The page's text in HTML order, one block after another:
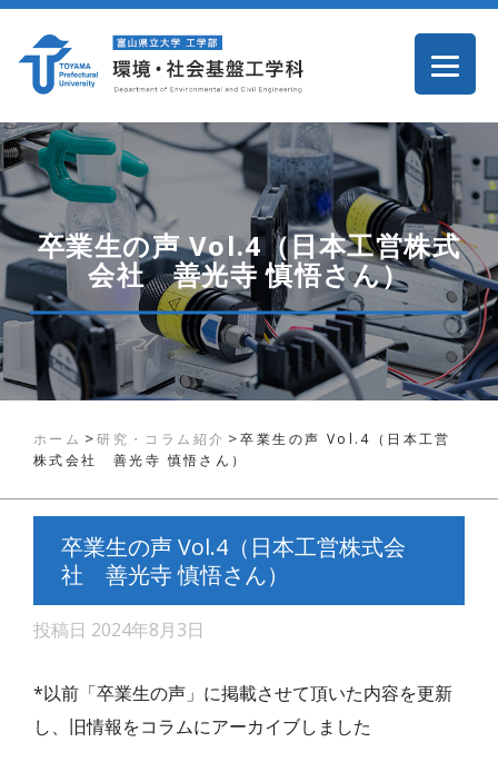
卒業生の声 Vol.4（日本工営株式
会社 善光寺 慎悟さん）
ホーム >研究・コラム紹介 >卒業生の声 Vol.4（日本工営
株式会社 善光寺 慎悟さん）
卒業生の声 Vol.4（日本工営株式会
社 善光寺 慎悟さん）
投稿日 2024年8月3日
*以前「卒業生の声」に掲載させて頂いた内容を更新
し、旧情報をコラムにアーカイブしました